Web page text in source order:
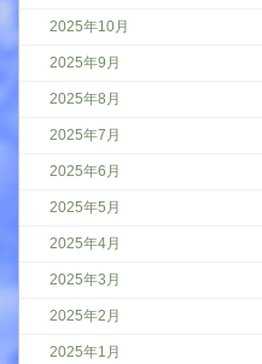
2025年10月
2025年9月
2025年8月
2025年7月
2025年6月
2025年5月
2025年4月
2025年3月
2025年2月
2025年1月